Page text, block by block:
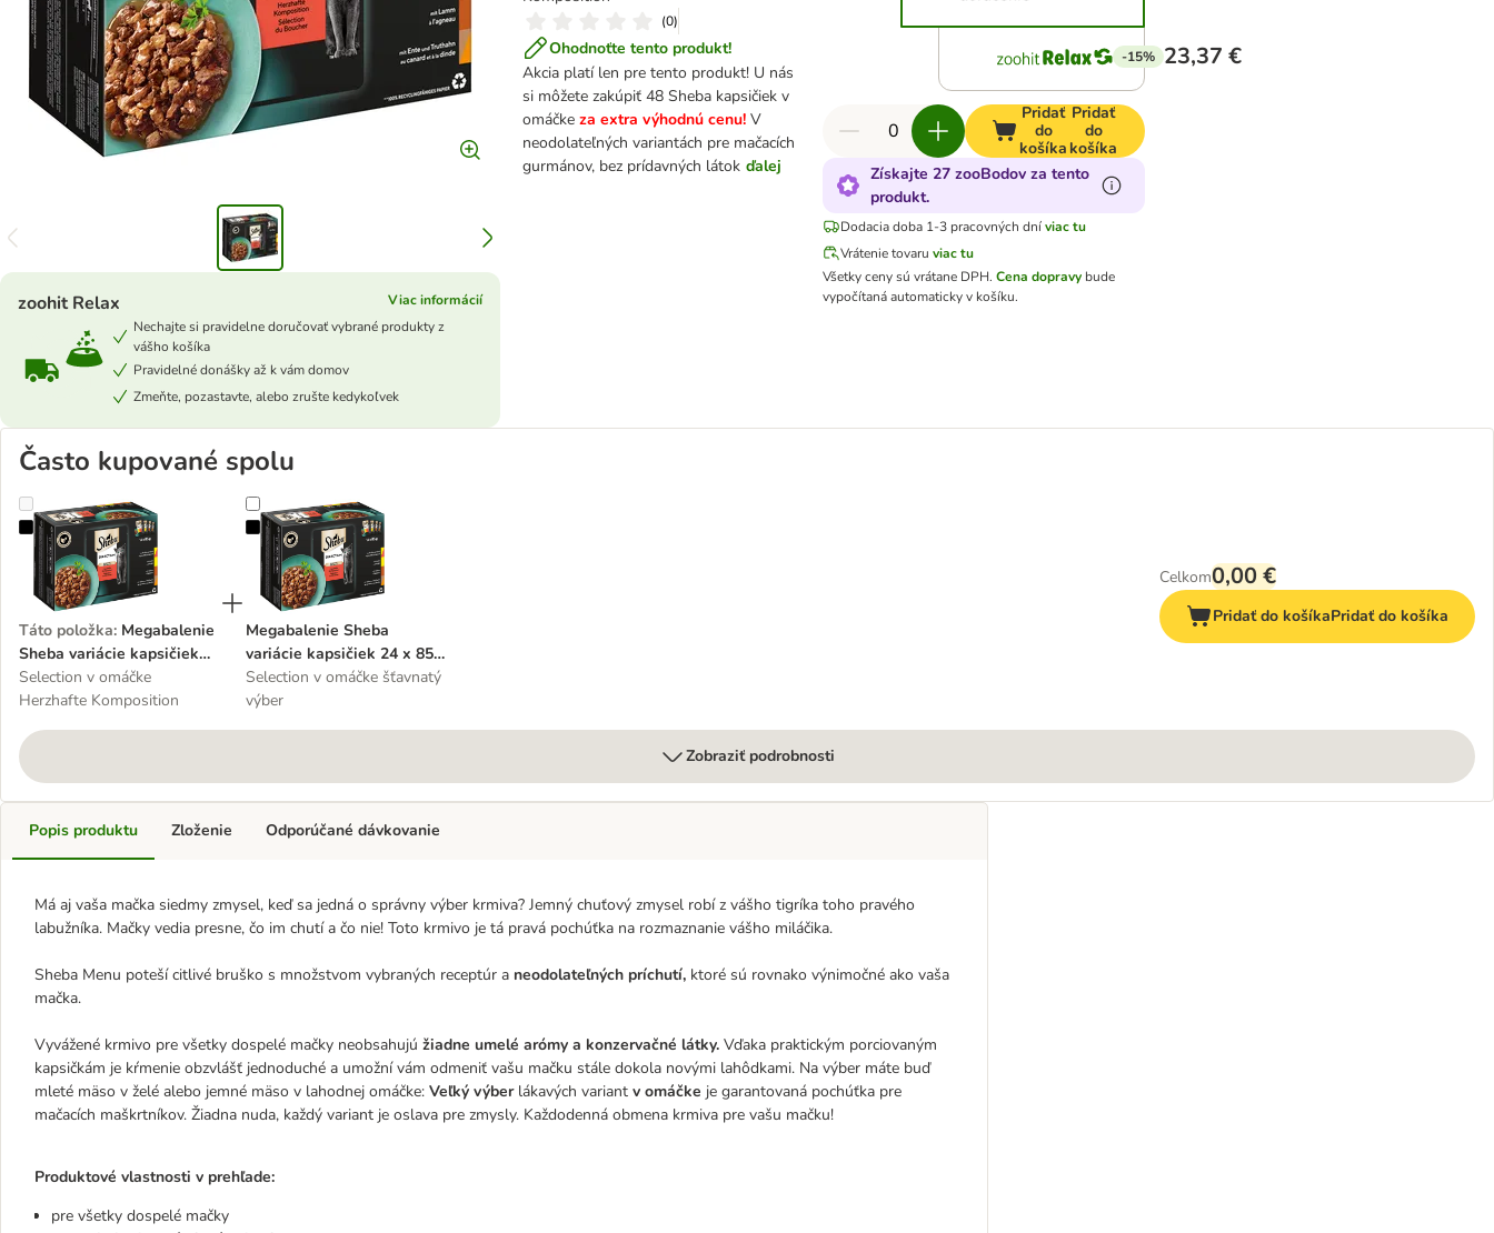
(0)
Ohodnoťte tento produkt!
Akcia platí len pre tento produkt! U nás
si môžete zakúpiť 48 Sheba kapsičiek v
omáčkeza extra výhodnú cenu!V
neodolateľných variantách pre mačacích
gurmánov, bez prídavných látok ďalej
zoohit Relax
Viac informácií
Nechajte si pravidelne doručovať vybrané produkty z
vášho košíka
Pravidelné donášky až k vám domov
Zmeňte, pozastavte, alebo zrušte kedykoľvek
-15% 23,37 €
Pridať
do
košíka
Pridať
do
košíka
Získajte 27 zooBodov za tento
produkt.
Dodacia doba 1-3 pracovných dní viac tu
Vrátenie tovaru viac tu
Všetky ceny sú vrátane DPH.Cena dopravy bude
vypočítaná automaticky v košíku.
Často kupované spolu
Megabalenie Sheba variácie kapsičiek 48 x 85 g
Táto položka: Megabalenie
Sheba variácie kapsičiek
48 x 85 g
Selection v omáčke
Herzhafte Komposition
Megabalenie Sheba variácie kapsičiek 24 x 85 g
Megabalenie Sheba
variácie kapsičiek 24 x 85
g
Selection v omáčke šťavnatý
výber
Celkom0,00 €
Pridať do košíkaPridať do košíka
Zobraziť podrobnosti
Popis produktu
Má aj vaša mačka siedmy zmysel, keď sa jedná o správny výber krmiva? Jemný chuťový zmysel robí z vášho tigríka toho pravého
labužníka. Mačky vedia presne, čo im chutí a čo nie! Toto krmivo je tá pravá pochúťka na rozmaznanie vášho miláčika.
Sheba Menu poteší citlivé bruško s množstvom vybraných receptúr a neodolateľných príchutí, ktoré sú rovnako výnimočné ako vaša
mačka.
Vyvážené krmivo pre všetky dospelé mačky neobsahujú žiadne umelé arómy a konzervačné látky. Vďaka praktickým porciovaným
kapsičkám je kŕmenie obzvlášť jednoduché a umožní vám odmeniť vašu mačku stále dokola novými lahôdkami. Na výber máte buď
mleté mäso v želé alebo jemné mäso v lahodnej omáčke: Veľký výberlákavých variant v omáčke je garantovaná pochúťka pre
mačacích maškrtníkov. Žiadna nuda, každý variant je oslava pre zmysly. Každodenná obmena krmiva pre vašu mačku!
Produktové vlastnosti v prehľade:
pre všetky dospelé mačky
Zloženie Odporúčané dávkovanie